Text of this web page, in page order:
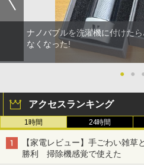
ナノバブルを洗濯機に付けた
なくなった!
● ●
アクセスランキング
1時間 24時間
【家電レビュー】手ごわい雑
勝利 掃除機感覚で使えた